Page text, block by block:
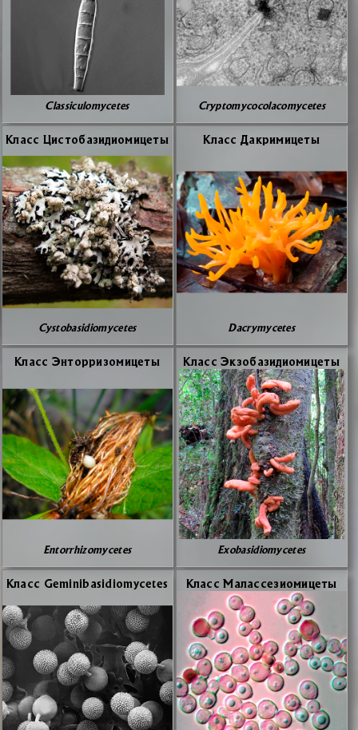
Classiculomycetes Cryptomycocolacomycetes
Класс Ци­сто­ба­зи­ди­о­ми­це­ты
Cystobasidiomycetes
Класс Да­кри­ми­це­ты
Dacrymycetes
Класс Эн­тор­ри­зо­ми­це­ты
Entorrhizomycetes
Класс Эк­зо­ба­зи­ди­о­ми­це­ты
Exobasidiomycetes
Класс Geminibasidiomycetes Класс Ма­лас­се­зио­ми­це­ты